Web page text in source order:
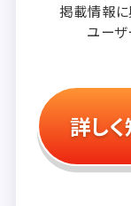
掲載情報に
ユー
詳し